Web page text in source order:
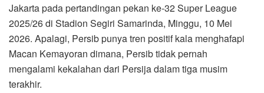
Jakarta pada pertandingan pekan ke-32 Super League
2025/26 di Stadion Segiri Samarinda, Minggu, 10 Mei
2026. Apalagi, Persib punya tren positif kala menghafapi
Macan Kemayoran dimana, Persib tidak pernah
mengalami kekalahan dari Persija dalam tiga musim
terakhir.